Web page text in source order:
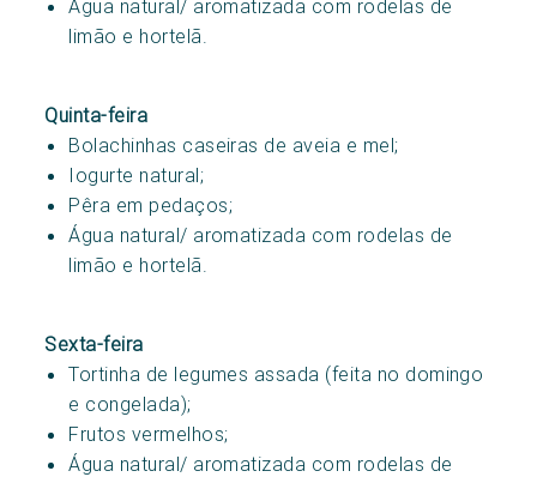
Água natural/ aromatizada com rodelas de
limão e hortelã.
Quinta-feira
Bolachinhas caseiras de aveia e mel;
Iogurte natural;
Pêra em pedaços;
Água natural/ aromatizada com rodelas de
limão e hortelã.
Sexta-feira
Tortinha de legumes assada (feita no domingo
e congelada);
Frutos vermelhos;
Água natural/ aromatizada com rodelas de